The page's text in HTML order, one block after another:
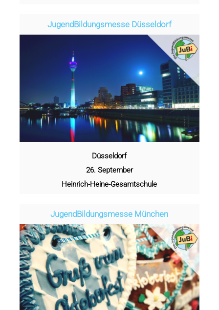
Jugend­­­­­Bildungsmess­e Düsseldorf
Düsseldorf
26. September
Heinrich-Heine-Gesamtschule
Jugend­­­­­Bildungsmess­e München